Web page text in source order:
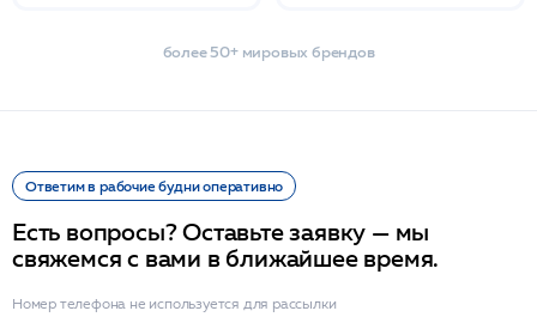
более 50+ мировых брендов
Ответим в рабочие будни оперативно
Есть вопросы? Оставьте заявку — мы
свяжемся с вами в ближайшее время.
Номер телефона не используется для рассылки